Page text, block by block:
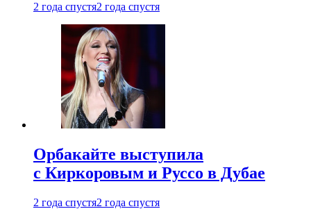
2 года спустя2 года спустя
Орбакайте выступила
с Киркоровым и Руссо в Дубае
2 года спустя2 года спустя